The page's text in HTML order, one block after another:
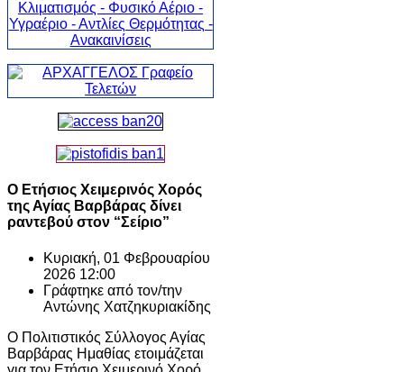
Ο Ετήσιος Χειμερινός Χορός
της Αγίας Βαρβάρας δίνει
ραντεβού στον “Σείριο”
Κυριακή, 01 Φεβρουαρίου
2026 12:00
Γράφτηκε από τον/την
Αντώνης Χατζηκυριακίδης
Ο Πολιτιστικός Σύλλογος Αγίας
Βαρβάρας Ημαθίας ετοιμάζεται